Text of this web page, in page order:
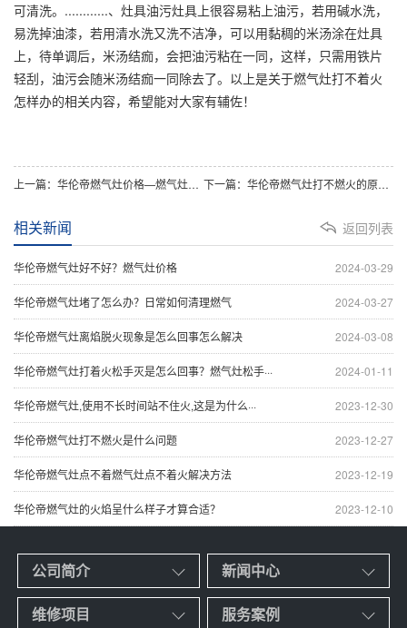
可清洗。............、灶具油污灶具上很容易粘上油污，若用碱水洗，
易洗掉油漆，若用清水洗又洗不洁净，可以用黏稠的米汤涂在灶具
上，待单调后，米汤结痂，会把油污粘在一同，这样，只需用铁片
轻刮，油污会随米汤结痂一同除去了。以上是关于燃气灶打不着火
怎样办的相关内容，希望能对大家有辅佐！
上一篇：华伦帝燃气灶价格—燃气灶多少 下一篇：华伦帝燃气灶打不燃火的原因分析
返回列表
相关新闻
2024-03-29
华伦帝燃气灶好不好？燃气灶价格
2024-03-27
华伦帝燃气灶堵了怎么办？日常如何清理燃气
2024-03-08
华伦帝燃气灶离焰脱火现象是怎么回事怎么解决
2024-01-11
华伦帝燃气灶打着火松手灭是怎么回事？燃气灶松手···
2023-12-30
华伦帝燃气灶,使用不长时间站不住火,这是为什么···
2023-12-27
华伦帝燃气灶打不燃火是什么问题
2023-12-19
华伦帝燃气灶点不着燃气灶点不着火解决方法
2023-12-10
华伦帝燃气灶的火焰呈什么样子才算合适？
公司简介 新闻中心
维修项目 服务案例